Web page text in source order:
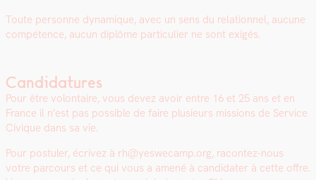
Toute per­son­ne dynamique, avec un sens du rela­tion­nel, aucune
com­pé­tence, aucun diplôme par­ti­c­uli­er ne sont exigés.
Candidatures
Pour être volon­taire, vous devez avoir entre 16 et 25 ans et en
France il n’est pas pos­si­ble de faire plusieurs mis­sions de Ser­vice
Civique dans sa vie.
Pour pos­tuler, écrivez à rh@yeswecamp.org, racon­tez-nous
votre par­cours et ce qui vous a amené à can­di­dater à cette offre.